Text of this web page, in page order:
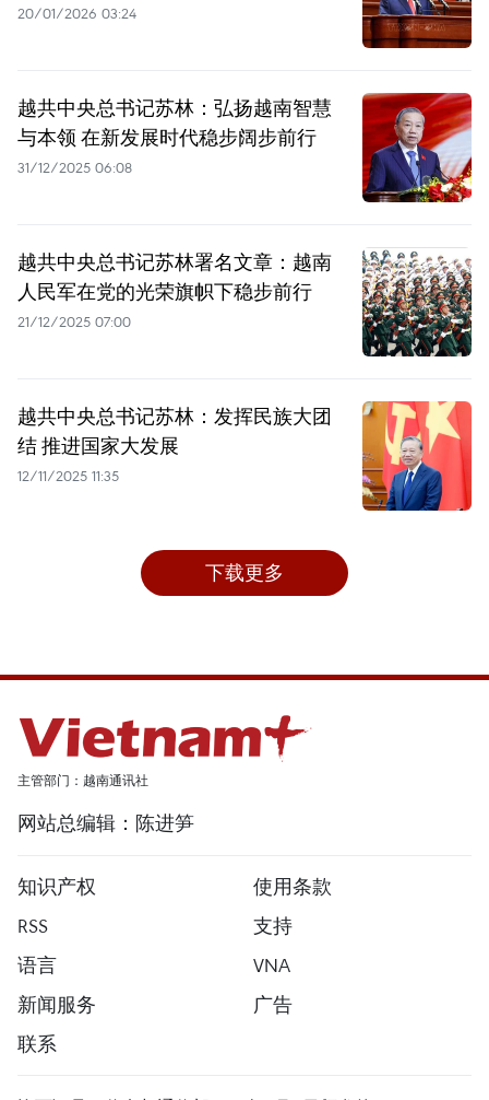
20/01/2026 03:24
越共中央总书记苏林：弘扬越南智慧
与本领 在新发展时代稳步阔步前行
31/12/2025 06:08
越共中央总书记苏林署名文章：越南
人民军在党的光荣旗帜下稳步前行
21/12/2025 07:00
越共中央总书记苏林：发挥民族大团
结 推进国家大发展
12/11/2025 11:35
下载更多
主管部门：越南通讯社
网站总编辑：陈进笋
知识产权
使用条款
RSS
支持
语言
VNA
新闻服务
广告
联系